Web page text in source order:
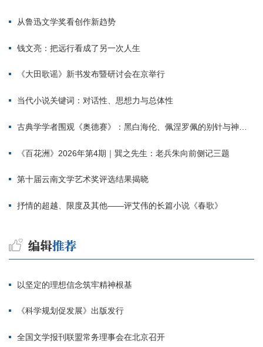
从鲁迅文学奖看创作新趋势
钱文亮：把远行看成了另一次人生
《大田歌谣》新书发布暨研讨会在京举行
当代小说关键词：对话性、思想力与总体性
古典学学者围观《奥德赛》：黑白海伦、佩涅罗佩的别针与神秘入侵者
《百花洲》2026年第4期｜巽之先生：老兵朱向前侧记三题
第十届云南文学艺术奖评选结果揭晓
抒情的超越、限度及其他——评艾伟的长篇小说《春歌》
以坚定的理想信念筑牢精神根基
《科学规划促发展》出版发行
全国文学报刊联盟常务理事会在北京召开